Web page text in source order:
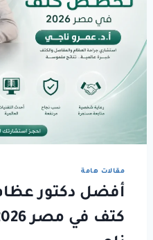
مقالات هامة
أفضل دكتور